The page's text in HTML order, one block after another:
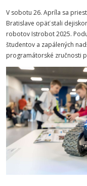
V sobotu 26. Apríla sa
Bratislave opäť stali
robotov Istrobot 2025.
študentov a zapálených
programátorské zručnosti